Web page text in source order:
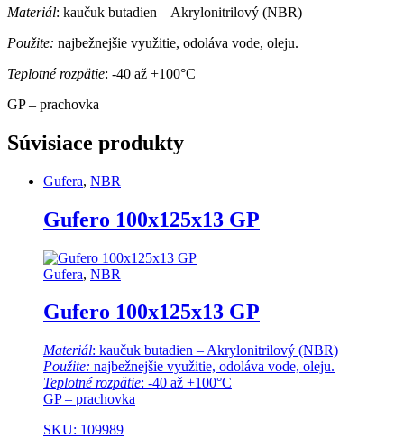
Materiál: kaučuk butadien – Akrylonitrilový (NBR)
Použite: najbežnejšie využitie, odoláva vode, oleju.
Teplotné rozpätie: -40 až +100°C
GP – prachovka
Súvisiace produkty
Gufera, NBR
Gufero 100x125x13 GP
Gufera, NBR
Gufero 100x125x13 GP
Materiál: kaučuk butadien – Akrylonitrilový (NBR)
Použite: najbežnejšie využitie, odoláva vode, oleju.
Teplotné rozpätie: -40 až +100°C
GP – prachovka
SKU: 109989